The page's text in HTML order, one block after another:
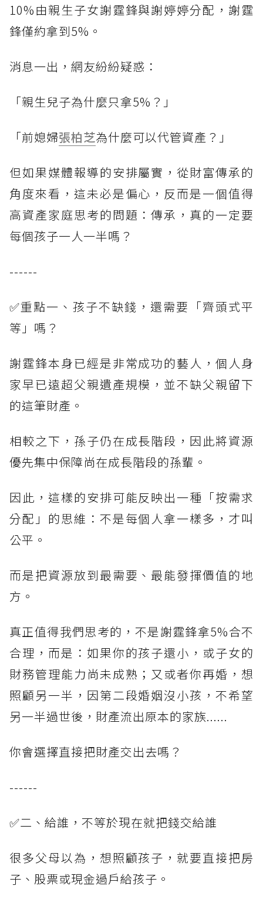
10%由親生子女謝霆鋒與謝婷婷分配，謝霆
鋒僅約拿到5%。
消息一出，網友紛紛疑惑：
「親生兒子為什麼只拿5%？」
「前媳婦張柏芝為什麼可以代管資產？」
但如果媒體報導的安排屬實，從財富傳承的
角度來看，這未必是偏心，反而是一個值得
高資產家庭思考的問題：傳承，真的一定要
每個孩子一人一半嗎？
------
✅重點一、孩子不缺錢，還需要「齊頭式平
等」嗎？
謝霆鋒本身已經是非常成功的藝人，個人身
家早已遠超父親遺產規模，並不缺父親留下
的這筆財產。
相較之下，孫子仍在成長階段，因此將資源
優先集中保障尚在成長階段的孫輩。
因此，這樣的安排可能反映出一種「按需求
分配」的思維：不是每個人拿一樣多，才叫
公平。
而是把資源放到最需要、最能發揮價值的地
方。
真正值得我們思考的，不是謝霆鋒拿5%合不
合理，而是：如果你的孩子還小，或子女的
財務管理能力尚未成熟；又或者你再婚，想
照顧另一半，因第二段婚姻沒小孩，不希望
另一半過世後，財產流出原本的家族......
你會選擇直接把財產交出去嗎？
------
✅二、給誰，不等於現在就把錢交給誰
很多父母以為，想照顧孩子，就要直接把房
子、股票或現金過戶給孩子。